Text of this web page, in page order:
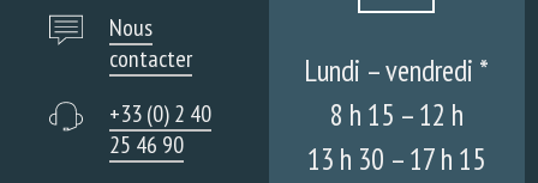
Nous
contacter
+33 (0) 2 40
25 46 90
Lundi – vendredi *
8 h 15 – 12 h
13 h 30 – 17 h 15